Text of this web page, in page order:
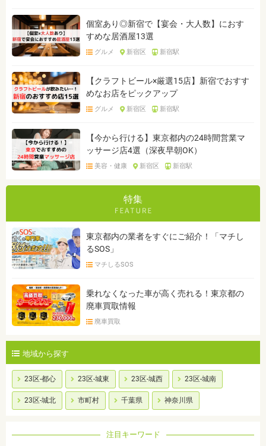
個室あり◎新宿で【宴会・大人数】におす
すめな居酒屋13選
グルメ 新宿区 新宿駅
【クラフトビール×厳選15店】新宿でおすす
めなお店をピックアップ
グルメ 新宿区 新宿駅
【今から行ける】東京都内の24時間営業マ
ッサージ店4選（深夜早朝OK）
美容・健康 新宿区 新宿駅
特集
東京都内の業者をすぐにご紹介！「マチし
るSOS」
マチしるSOS
乗れなくなった車が高く売れる！東京都の
廃車買取情報
廃車買取
地域から探す
23区-都心 23区-城東 23区-城西 23区-城南
23区-城北 市町村 千葉県 神奈川県
注目キーワード